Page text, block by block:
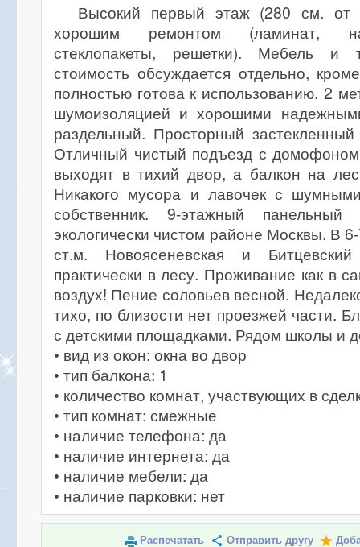
Высокий первый этаж (280 см. от
хорошим ремонтом (ламинат,
стеклопакеты, решетки). Мебель и
стоимость обсуждается отдельно,
полностью готова к использованию. 2
шумоизоляцией и хорошими
раздельный. Просторный
Отличный чистый подъезд с
выходят в тихий двор, а балкон на
Никакого мусора и лавочек с
собственник. 9-этажный
экологически чистом районе Москвы. В
ст.м. Новоясеневская и
практически в лесу. Проживание как в
воздух! Пение соловьев весной.
тихо, по близости нет проезжей части.
с детскими площадками. Рядом школы и
• вид из окон: окна во двор
• тип балкона: 1
• количество комнат, участвующих в
• тип комнат: смежные
• наличие телефона: да
• наличие интернета: да
• наличие мебели: да
• наличие парковки: нет
Распечатать Отправить другу